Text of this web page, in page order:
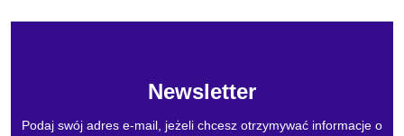
Newsletter
Podaj swój adres e-mail, jeżeli chcesz otrzymywać informacje o